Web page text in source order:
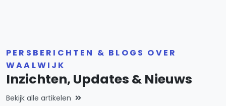
PERSBERICHTEN & BLOGS OVER
WAALWIJK
Inzichten, Updates & Nieuws
Bekijk alle artikelen